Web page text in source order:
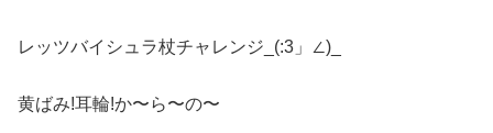
レッツバイシュラ杖チャレンジ_(:3」∠)_
黄ばみ!耳輪!か〜ら〜の〜